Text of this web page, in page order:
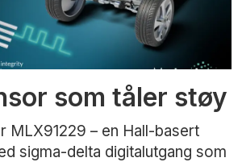
som tåler støy
MLX91229 – en Hall-basert
sigma-delta digitalutgang som